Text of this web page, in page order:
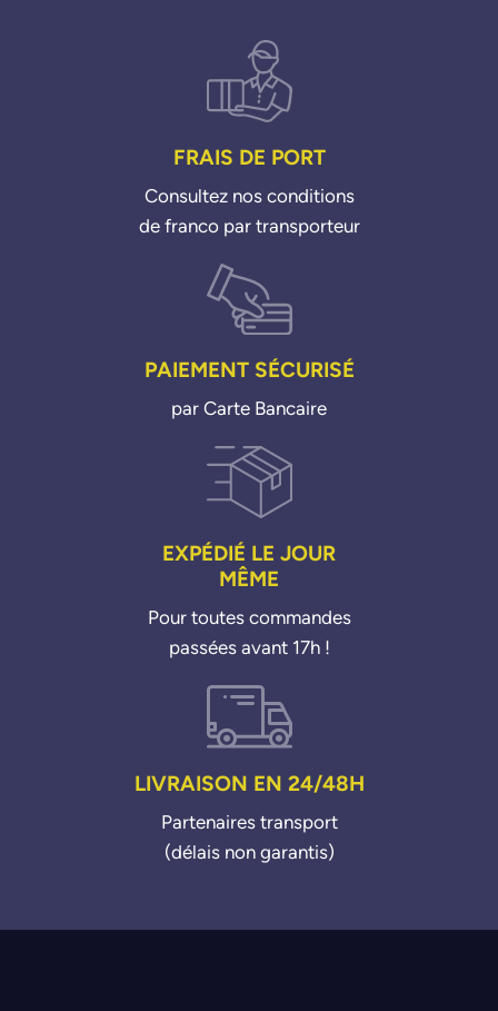
FRAIS DE PORT
Consultez nos conditions
de franco par transporteur
PAIEMENT SÉCURISÉ
par Carte Bancaire
EXPÉDIÉ LE JOUR
MÊME
Pour toutes commandes
passées avant 17h !
LIVRAISON EN 24/48H
Partenaires transport
(délais non garantis)